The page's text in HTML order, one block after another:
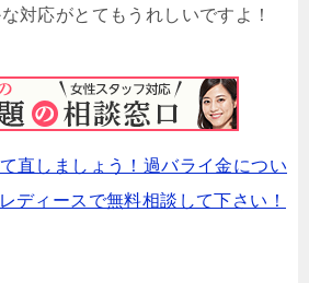
対応がとてもうれしいですよ！
直しましょう！過バライ金につい
ディースで無料相談して下さい！